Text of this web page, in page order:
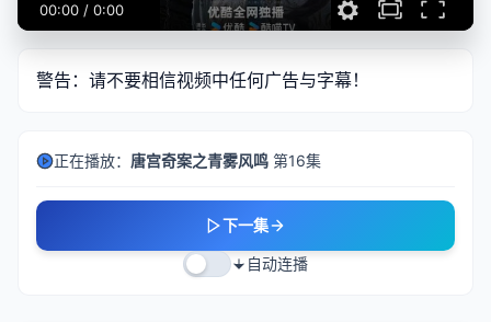
00:00 / 0:00
警告：请不要相信视频中任何广告与字幕！
正在播放： 唐宫奇案之青雾风鸣 第16集
下一集
自动连播